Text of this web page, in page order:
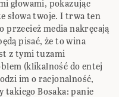
głowami, pokazując
słowa twoje. I trwa ten
przecież media nakręcają
pisać, że to wina
z tymi tuzami
(klikalność do entej
im o racjonalność,
takiego Bosaka: panie